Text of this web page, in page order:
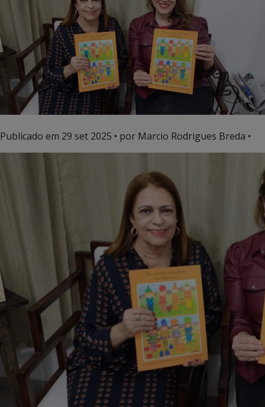
Publicado em 29 set 2025 • por Marcio Rodrigues Breda •